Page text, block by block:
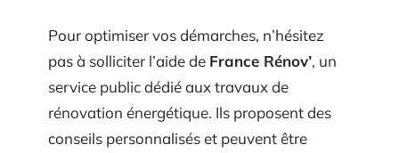
Pour optimiser vos démarches, n’hésitez
pas à solliciter l’aide de France Rénov’, un
service public dédié aux travaux de
rénovation énergétique. Ils proposent des
conseils personnalisés et peuvent être